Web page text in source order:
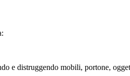
e distruggendo mobili, portone,